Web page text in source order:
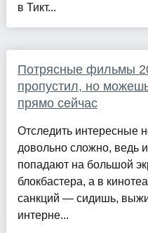
в Тикт...
Потрясные фильмы
пропустил, но
прямо сейчас
Отследить интересные
довольно сложно, ведь
попадают на большой
блокбастера, а в
санкций — сидишь,
интерне...